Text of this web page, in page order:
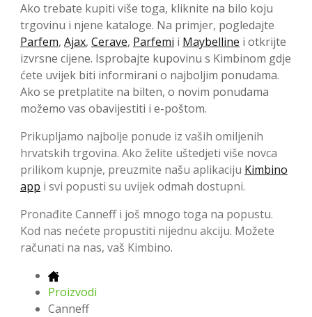
Ako trebate kupiti više toga, kliknite na bilo koju
trgovinu i njene kataloge. Na primjer, pogledajte
Parfem, Ajax, Cerave, Parfemi i Maybelline i otkrijte
izvrsne cijene. Isprobajte kupovinu s Kimbinom gdje
ćete uvijek biti informirani o najboljim ponudama.
Ako se pretplatite na bilten, o novim ponudama
možemo vas obavijestiti i e-poštom.
Prikupljamo najbolje ponude iz vaših omiljenih
hrvatskih trgovina. Ako želite uštedjeti više novca
prilikom kupnje, preuzmite našu aplikaciju Kimbino
app i svi popusti su uvijek odmah dostupni.
Pronađite Canneff i još mnogo toga na popustu.
Kod nas nećete propustiti nijednu akciju. Možete
računati na nas, vaš Kimbino.
Proizvodi
Canneff